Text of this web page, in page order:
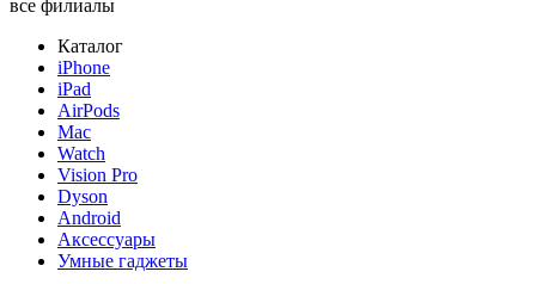
все филиалы
Каталог
iPhone
iPad
AirPods
Mac
Watch
Vision Pro
Dyson
Android
Аксессуары
Умные гаджеты